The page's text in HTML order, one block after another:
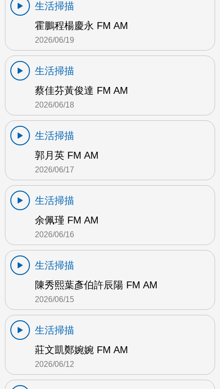
生活掃描
霍鵬程楊慶永 FM AM
2026/06/19
生活掃描
蔡佳芬黃俊達 FM AM
2026/06/18
生活掃描
郭月英 FM AM
2026/06/17
生活掃描
余佩瑾 FM AM
2026/06/16
生活掃描
陳秀熙葉彥伯許辰陽 FM AM
2026/06/15
生活掃描
莊文凱鄭婉婉 FM AM
2026/06/12